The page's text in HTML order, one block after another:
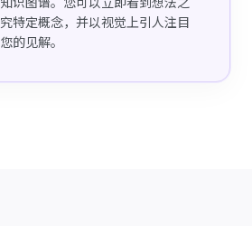
特定概念，并以视觉上引人注目
的见解。